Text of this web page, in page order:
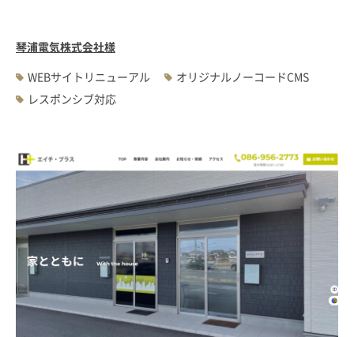
琴浦電気株式会社様
WEBサイトリニューアル
オリジナルノーコードCMS
レスポンシブ対応